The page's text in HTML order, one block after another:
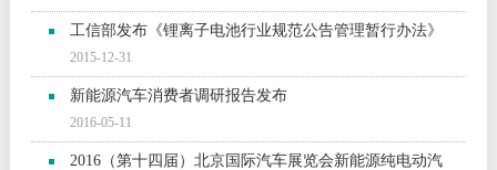
工信部发布《锂离子电池行业规范公告管理暂行办法》
2015-12-31
新能源汽车消费者调研报告发布
2016-05-11
2016（第十四届）北京国际汽车展览会新能源纯电动汽